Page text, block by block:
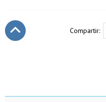
Compartir: